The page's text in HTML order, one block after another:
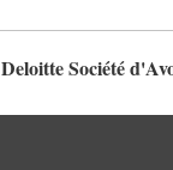
Deloitte Société